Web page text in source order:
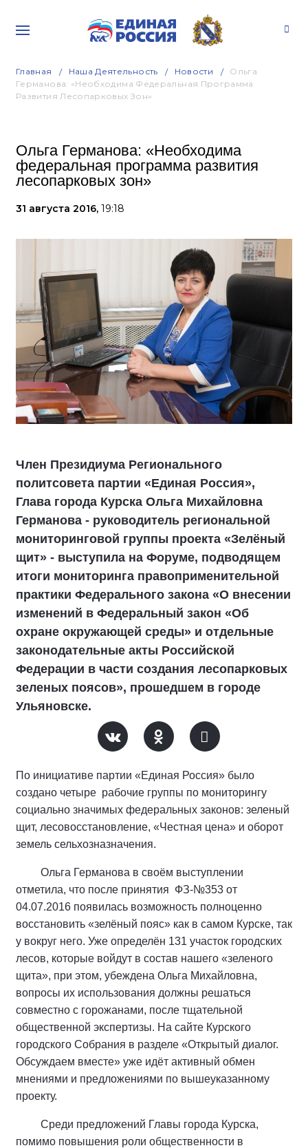
Главная Наша Деятельность Новости
Ольга
Германова: «Необходима Федеральная Программа
Развития Лесопарковых Зон»
Ольга Германова: «Необходима
федеральная программа развития
лесопарковых зон»
31 августа 2016, 19:18
Член Президиума Регионального
политсовета партии «Единая Россия»,
Глава города Курска Ольга Михайловна
Германова - руководитель региональной
мониторинговой группы проекта «Зелёный
щит» - выступила на Форуме, подводящем
итоги мониторинга правоприменительной
практики Федерального закона «О внесении
изменений в Федеральный закон «Об
охране окружающей среды» и отдельные
законодательные акты Российской
Федерации в части создания лесопарковых
зеленых поясов», прошедшем в городе
Ульяновске.
По инициативе партии «Единая Россия» было
создано четыре рабочие группы по мониторингу
социально значимых федеральных законов: зеленый
щит, лесовосстановление, «Честная цена» и оборот
земель сельхозназначения.
Ольга Германова в своём выступлении
отметила, что после принятия ФЗ-№353 от
04.07.2016 появилась возможность полноценно
восстановить «зелёный пояс» как в самом Курске, так
у вокруг него. Уже определён 131 участок городских
лесов, которые войдут в состав нашего «зеленого
щита», при этом, убеждена Ольга Михайловна,
вопросы их использования должны решаться
совместно с горожанами, после тщательной
общественной экспертизы. На сайте Курского
городского Собрания в разделе «Открытый диалог.
Обсуждаем вместе» уже идёт активный обмен
мнениями и предложениями по вышеуказанному
проекту.
Среди предложений Главы города Курска,
помимо повышения роли общественности в